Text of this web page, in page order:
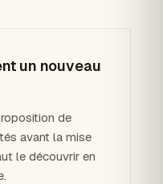
un nouveau
de
avant la mise
le découvrir en